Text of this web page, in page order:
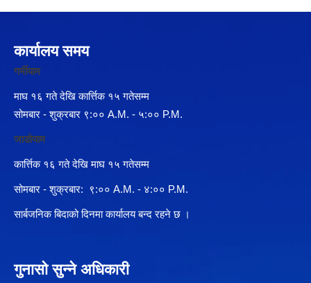
कार्यालय समय
गर्मीयाम
माघ १६ गते देखि कार्त्तिक १५ गतेसम्म
सोमबार - शुक्रबार ९:०० A.M. - ५:०० P.M.
जाडोयाम
कार्त्तिक १६ गते देखि माघ १५ गतेसम्म
सोमबार - शुक्रबार: ९:०० A.M. - ४:०० P.M.
सार्बजनिक बिदाको दिनमा कार्यालय बन्द रहने छ ।
गुनासो सुन्ने अधिकारी